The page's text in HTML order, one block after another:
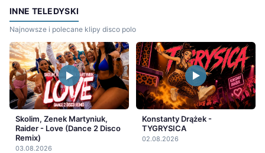
INNE TELEDYSKI
Najnowsze i polecane klipy disco polo
Skolim, Zenek Martyniuk,
Raider - Love (Dance 2 Disco
Remix)
03.08.2026
Konstanty Drążek -
TYGRYSICA
02.08.2026